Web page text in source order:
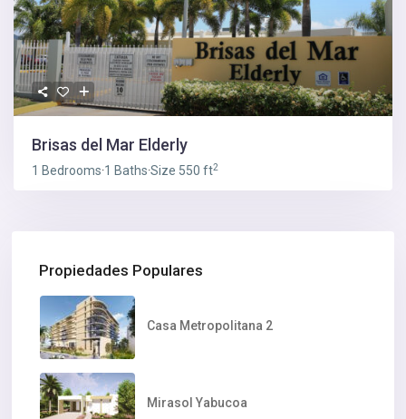
Brisas del Mar Elderly
1 Bedrooms·1 Baths·Size 550 ft2
Propiedades Populares
Casa Metropolitana 2
Mirasol Yabucoa